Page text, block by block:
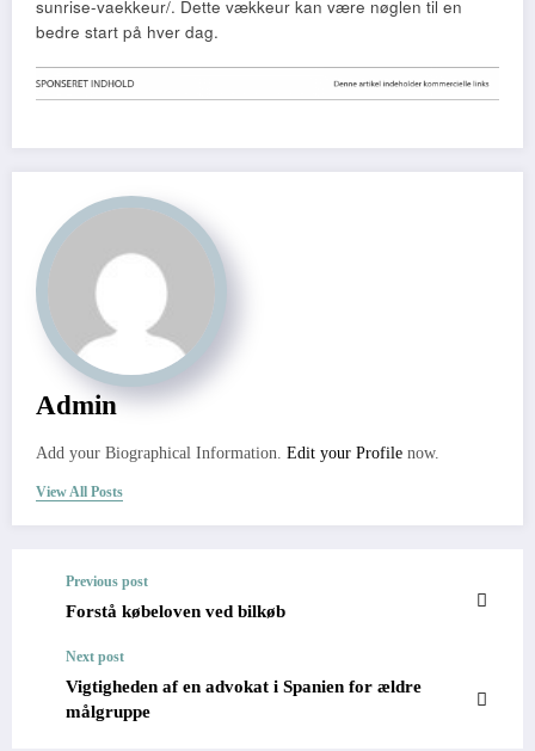
sunrise-vaekkeur/. Dette vækkeur kan være nøglen til en
bedre start på hver dag.
Admin
Add your Biographical Information. Edit your Profile now.
View All Posts
Previous post
Forstå købeloven ved bilkøb
Next post
Vigtigheden af en advokat i Spanien for ældre
målgruppe